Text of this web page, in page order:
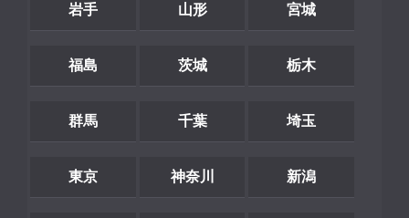
岩手 山形 宮城
福島 茨城 栃木
群馬 千葉 埼玉
東京 神奈川 新潟